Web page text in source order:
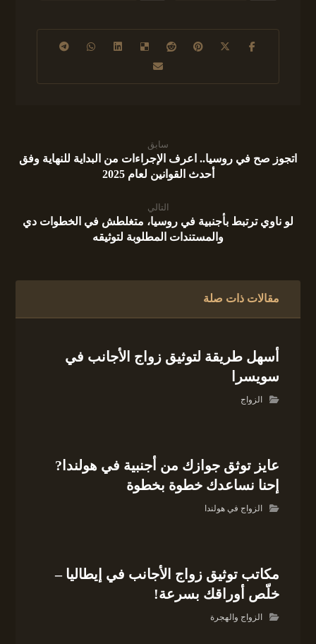
سابق
اتجوز صح في روسيا.. اعرف الإجراءات من البداية للنهاية وفق
أحدث القوانين لعام 2025
التالي
لو ناوي ترتبط بأجنبية في روسيا، متغلطش في الخطوات دي
والمستندات المطلوبة لتوثيقه
مقالات ذات صلة
أسهل طريقة لتوثيق زواج الأجانب في
سويسرا
الزواج
عايز توثق جوازك من أجنبية في هولندا?
إحنا نساعدك خطوة بخطوة
الزواج في هولندا
مكاتب توثيق زواج الأجانب في إيطاليا –
خلّص أوراقك بسرعة!
الزواج والهجرة